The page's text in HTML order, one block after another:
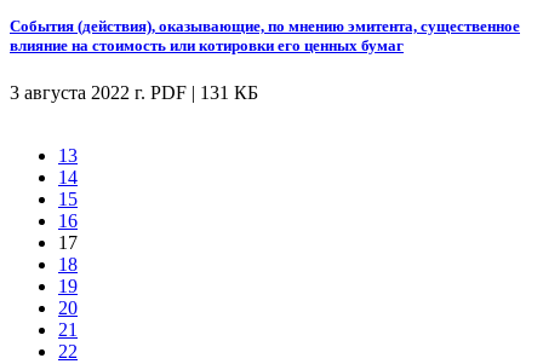
События (действия), оказывающие, по мнению эмитента, существенное
влияние на стоимость или котировки его ценных бумаг
3 августа 2022 г. PDF | 131 КБ
13
14
15
16
17
18
19
20
21
22